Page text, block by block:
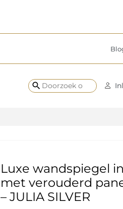
search
Luxe wandspiegel
met verouderd
– JULIA SILVER